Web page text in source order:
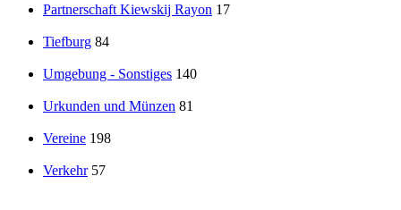
Partnerschaft Kiewskij Rayon 17
Tiefburg 84
Umgebung - Sonstiges 140
Urkunden und Münzen 81
Vereine 198
Verkehr 57